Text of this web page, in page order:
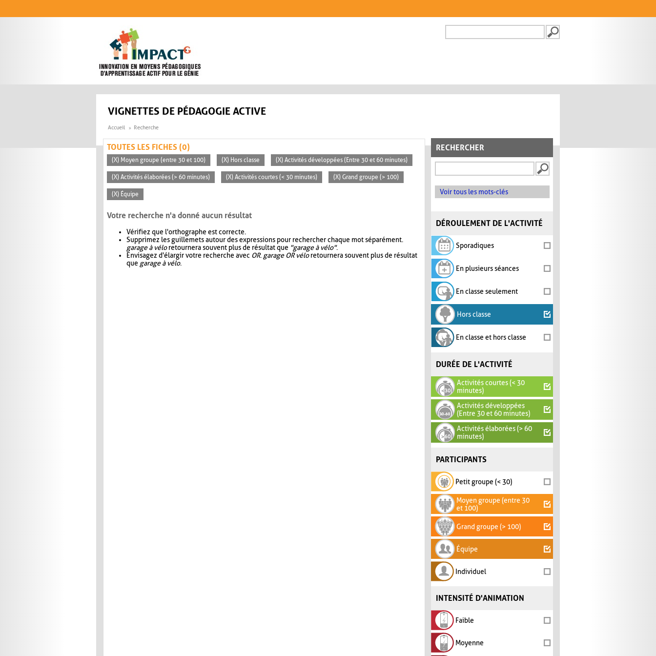
FORMULAIRE DE
VIGNETTES DE PÉDAGOGIE ACTIVE
Accueil Recherche
RECHERCHER
Voir tous les mots-clés
DÉROULEMENT DE L'ACTIVITÉ
Sporadiques
En plusieurs séances
En classe seulement
Hors classe
En classe et hors classe
DURÉE DE L'ACTIVITÉ
Activités courtes (< 30
minutes)
Activités développées
(Entre 30 et 60 minutes)
Activités élaborées (> 60
minutes)
PARTICIPANTS
Petit groupe (< 30)
Moyen groupe (entre 30
et 100)
Grand groupe (> 100)
Équipe
Individuel
INTENSITÉ D'ANIMATION
Faible
Moyenne
TOUTES LES FICHES (0)
(X) Moyen groupe (entre 30 et 100) (X) Hors classe (X) Activités développées (Entre 30 et 60 minutes)
(X) Activités élaborées (> 60 minutes) (X) Activités courtes (< 30 minutes) (X) Grand groupe (> 100)
(X) Équipe
Votre recherche n'a donné aucun résultat
Vérifiez que l'orthographe est correcte.
Supprimez les guillemets autour des expressions pour rechercher chaque mot séparément.
garage à véloretournera souvent plus de résultat que "garage à vélo".
Envisagez d'élargir votre recherche avec OR. garage OR véloretournera souvent plus de résultat
que garage à vélo.